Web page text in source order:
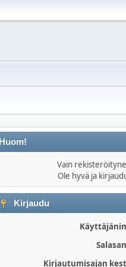
Huom!
Vain
Ole hyvä ja
Kirjaudu
Kirjautumisajan